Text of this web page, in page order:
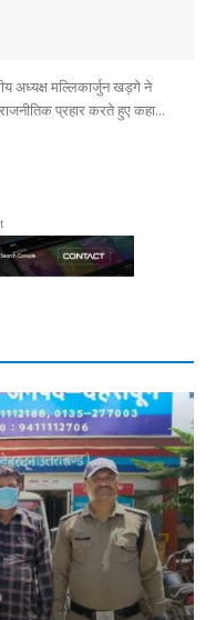
अध्यक्ष मल्लिकार्जुन खड़गे ने
प्रहार करते हुए कहा...